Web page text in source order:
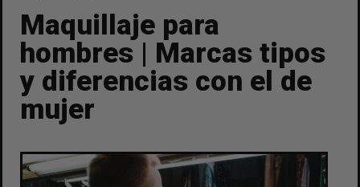
Maquillaje para
hombres | Marcas tipos
y diferencias con el de
mujer